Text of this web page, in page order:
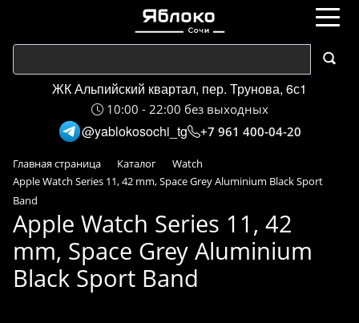
ЖК Альпийский квартал, пер. Трунова, 6с1
10:00 - 22:00 без выходных
@yablokosochi_tg +7 961 400-04-20
Главная страница Каталог
Watch
Apple Watch Series 11, 42 mm, Space Grey Aluminium Black Sport
Band
Apple Watch Series 11, 42
mm, Space Grey Aluminium
Black Sport Band